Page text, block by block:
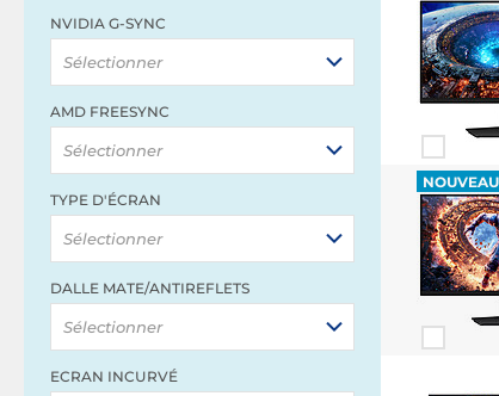
NVIDIA G-SYNC
Sélectionner
AMD FREESYNC
Sélectionner
TYPE D'ÉCRAN
Sélectionner
DALLE MATE/ANTIREFLETS
Sélectionner
ECRAN INCURVÉ
NOUVEAU